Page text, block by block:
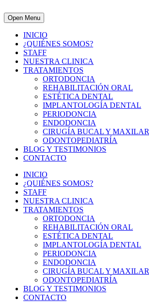
Open Menu
INICIO
¿QUIÉNES SOMOS?
STAFF
NUESTRA CLINICA
TRATAMIENTOS
ORTODONCIA
REHABILITACIÓN ORAL
ESTÉTICA DENTAL
IMPLANTOLOGÍA DENTAL
PERIODONCIA
ENDODONCIA
CIRUGÍA BUCAL Y MAXILAR
ODONTOPEDIATRÍA
BLOG Y TESTIMONIOS
CONTACTO
INICIO
¿QUIÉNES SOMOS?
STAFF
NUESTRA CLINICA
TRATAMIENTOS
ORTODONCIA
REHABILITACIÓN ORAL
ESTÉTICA DENTAL
IMPLANTOLOGÍA DENTAL
PERIODONCIA
ENDODONCIA
CIRUGÍA BUCAL Y MAXILAR
ODONTOPEDIATRÍA
BLOG Y TESTIMONIOS
CONTACTO